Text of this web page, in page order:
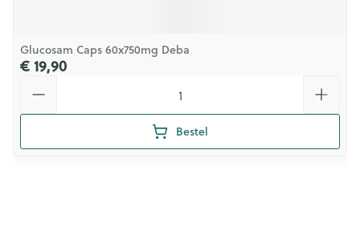
Glucosam Caps 60x750mg Deba
€ 19,90
Bestel